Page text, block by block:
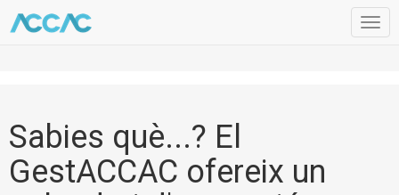
Sabies què...? El
GestACCAC ofereix un